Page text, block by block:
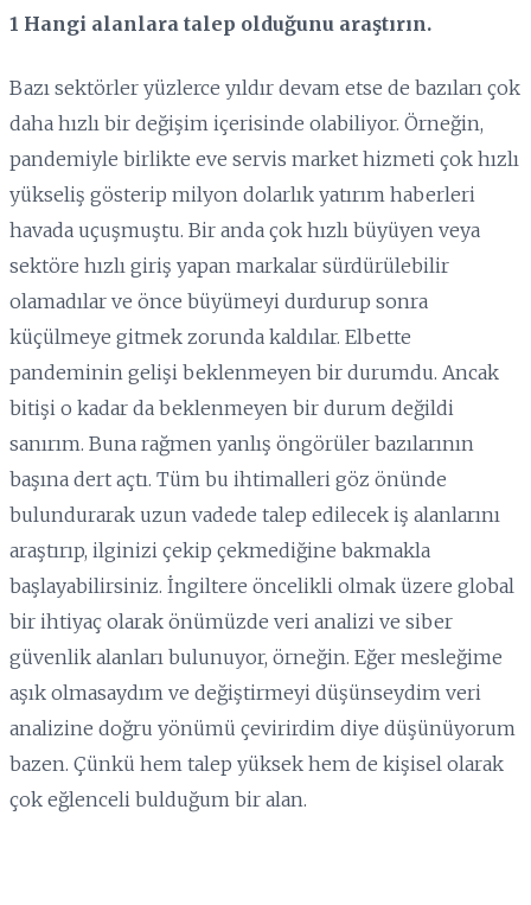
1 Hangi alanlara talep olduğunu araştırın.
Bazı sektörler yüzlerce yıldır devam etse de bazıları çok
daha hızlı bir değişim içerisinde olabiliyor. Örneğin,
pandemiyle birlikte eve servis market hizmeti çok hızlı
yükseliş gösterip milyon dolarlık yatırım haberleri
havada uçuşmuştu. Bir anda çok hızlı büyüyen veya
sektöre hızlı giriş yapan markalar sürdürülebilir
olamadılar ve önce büyümeyi durdurup sonra
küçülmeye gitmek zorunda kaldılar. Elbette
pandeminin gelişi beklenmeyen bir durumdu. Ancak
bitişi o kadar da beklenmeyen bir durum değildi
sanırım. Buna rağmen yanlış öngörüler bazılarının
başına dert açtı. Tüm bu ihtimalleri göz önünde
bulundurarak uzun vadede talep edilecek iş alanlarını
araştırıp, ilginizi çekip çekmediğine bakmakla
başlayabilirsiniz. İngiltere öncelikli olmak üzere global
bir ihtiyaç olarak önümüzde veri analizi ve siber
güvenlik alanları bulunuyor, örneğin. Eğer mesleğime
aşık olmasaydım ve değiştirmeyi düşünseydim veri
analizine doğru yönümü çevirirdim diye düşünüyorum
bazen. Çünkü hem talep yüksek hem de kişisel olarak
çok eğlenceli bulduğum bir alan.